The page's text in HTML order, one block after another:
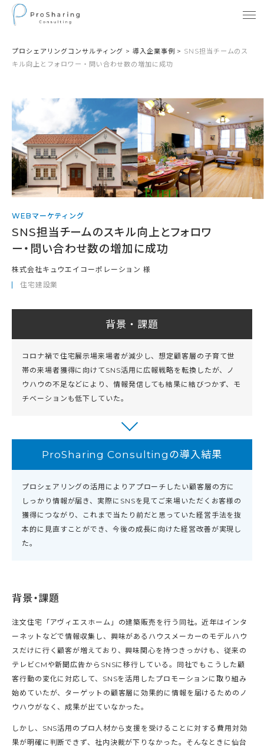
プロシェアリングコンサルティング >導入企業事例 > SNS担当チームのス
キル向上とフォロワー・問い合わせ数の増加に成功
WEBマーケティング
SNS担当チームのスキル向上とフォロワ
ー・問い合わせ数の増加に成功
株式会社キュウエイコーポレーション 様
住宅建設業
背景・課題
コロナ禍で住宅展示場来場者が減少し、想定顧客層の子育て世
帯の来場者獲得に向けてSNS活用に広報戦略を転換したが、ノ
ウハウの不足などにより、情報発信しても結果に結びつかず、モ
チベーションも低下していた。
ProSharing Consultingの導入結果
プロシェアリングの活用によりアプローチしたい顧客層の方に
しっかり情報が届き、実際にSNSを見てご来場いただくお客様の
獲得につながり、これまで当たり前だと思っていた経営手法を抜
本的に見直すことができ、今後の成長に向けた経営改善が実現し
た。
背景・課題
注文住宅「アヴィエスホーム」の建築販売を行う同社。近年はインタ
ーネットなどで情報収集し、興味があるハウスメーカーのモデルハウ
スだけに行く顧客が増えており、興味関心を持つきっかけも、従来の
テレビCMや新聞広告からSNSに移行している。同社でもこうした顧
客行動の変化に対応して、SNSを活用したプロモーションに取り組み
始めていたが、ターゲットの顧客層に効果的に情報を届けるためのノ
ウハウがなく、成果が出ていなかった。
しかし、SNS活用のプロ人材から支援を受けることに対する費用対効
果が明確に判断できず、社内決裁が下りなかった。そんなときに仙台